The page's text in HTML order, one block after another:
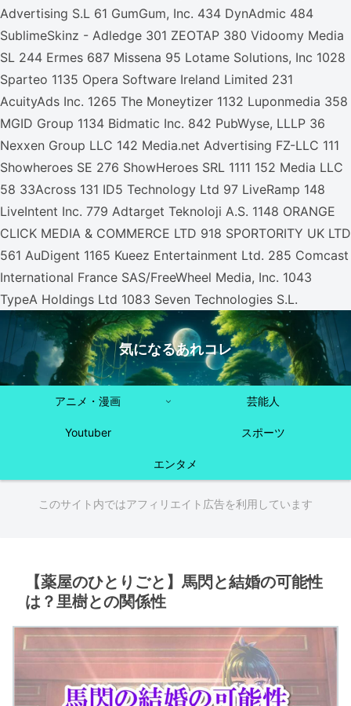
Advertising S.L 61 GumGum, Inc. 434 DynAdmic 484
SublimeSkinz - Adledge 301 ZEOTAP 380 Vidoomy Media
SL 244 Ermes 687 Missena 95 Lotame Solutions, Inc 1028
Sparteo 1135 Opera Software Ireland Limited 231
AcuityAds Inc. 1265 The Moneytizer 1132 Luponmedia 358
MGID Group 1134 Bidmatic Inc. 842 PubWyse, LLLP 36
Nexxen Group LLC 142 Media.net Advertising FZ-LLC 111
Showheroes SE 276 ShowHeroes SRL 1111 152 Media LLC
58 33Across 131 ID5 Technology Ltd 97 LiveRamp 148
LiveIntent Inc. 779 Adtarget Teknoloji A.S. 1148 ORANGE
CLICK MEDIA & COMMERCE LTD 918 SPORTORITY UK LTD
561 AuDigent 1165 Kueez Entertainment Ltd. 285 Comcast
International France SAS/FreeWheel Media, Inc. 1043
TypeA Holdings Ltd 1083 Seven Technologies S.L.
気になるあれコレ
アニメ・漫画 芸能人
Youtuber スポーツ
エンタメ
このサイト内ではアフィリエイト広告を利用しています
【薬屋のひとりごと】馬閃と結婚の可能性
は？里樹との関係性